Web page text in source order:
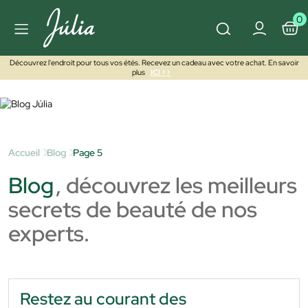
0
Découvrez l'endroit pour tous vos étés. Recevez un cadeau avec votre achat. En savoir
plus
ICI >>
Accueil Blog Page 5
Blog, découvrez les meilleurs
secrets de beauté de nos
experts.
Restez au courant des